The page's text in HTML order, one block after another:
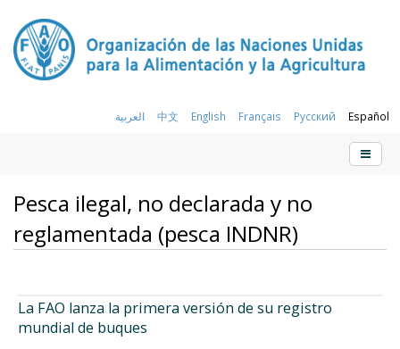
العربية 中文 English Français Русский Español
Pesca ilegal, no declarada y no
reglamentada (pesca INDNR)
La FAO lanza la primera versión de su registro
mundial de buques